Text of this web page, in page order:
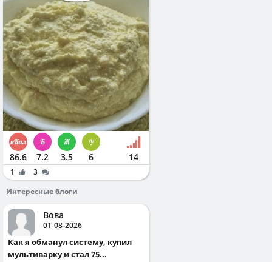
86.6 7.2 3.5 6 14
1
3
Интересные блоги
Вова
01-08-2026
Как я обманул систему, купил
мультиварку и стал 75...